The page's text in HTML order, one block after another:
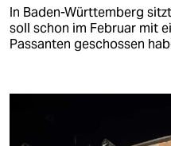
In Baden-Württemberg
soll schon im Februar mit
Passanten geschossen